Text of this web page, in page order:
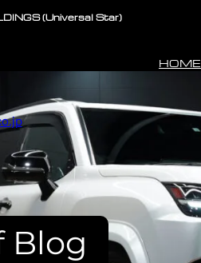
(Universal Star)
HOME
Blog